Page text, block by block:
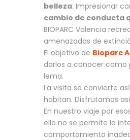
belleza. Impresionar
cambio de conducta
BIOPARC Valencia
amenazadas de
El objetivo de Bioparc
darlos a conocer como
lema.
La visita se convierte
habitan. Disfrutamos
En nuestro viaje por
ello no se permite la
comportamiento